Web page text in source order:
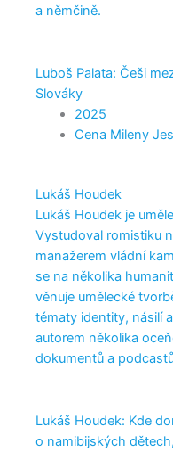
a němčině.
Luboš Palata: Češi
Slováky
2025
Cena Mileny
Lukáš Houdek
Lukáš Houdek je
Vystudoval romistiku
manažerem vládní
se na několika
věnuje umělecké
tématy identity, násilí
autorem několika
dokumentů a
Lukáš Houdek: Kde
o namibijských